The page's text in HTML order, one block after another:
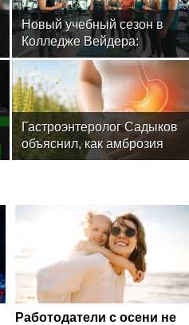
Новый учебный сезон в
Колледже Вейдера:
стартовали очные
программы подготовки
фитнес-тренеров и
специалистов индустрии
здоровья
Гастроэнтеролог Садыков
объяснил, как амброзия
может влиять на ЖКТ
Работодатели с осени не